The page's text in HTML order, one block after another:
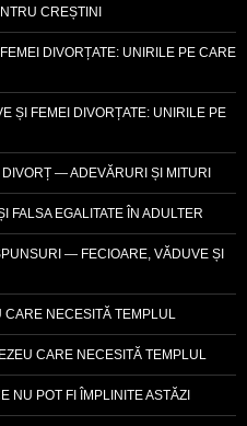
CREȘTINI
DIVORȚATE: UNIRILE PE CARE
ȘI FEMEI DIVORȚATE: UNIRILE PE
— ADEVĂRURI ȘI MITURI
FALSA EGALITATE ÎN ADULTER
— FECIOARE, VĂDUVE ȘI
NECESITĂ TEMPLUL
CARE NECESITĂ TEMPLUL
NU POT FI ÎMPLINITE ASTĂZI